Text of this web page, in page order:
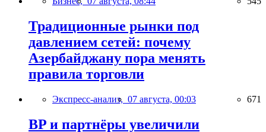
Традиционные рынки под
давлением сетей: почему
Азербайджану пора менять
правила торговли
Экспресс-анализ, 07 августа, 00:03 671
BP и партнёры увеличили